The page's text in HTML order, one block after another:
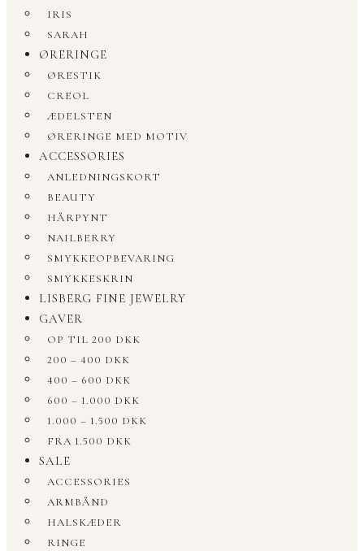
IRIS
SARAH
ØRERINGE
ØRESTIK
CREOL
ÆDELSTEN
ØRERINGE MED MOTIV
ACCESSORIES
ANLEDNINGSKORT
BEAUTY
HÅRPYNT
NAILBERRY
SMYKKEOPBEVARING
SMYKKESKRIN
LISBERG FINE JEWELRY
GAVER
OP TIL 200 DKK
200 – 400 DKK
400 – 600 DKK
600 – 1.000 DKK
1.000 – 1.500 DKK
FRA 1.500 DKK
SALE
ACCESSORIES
ARMBÅND
HALSKÆDER
RINGE